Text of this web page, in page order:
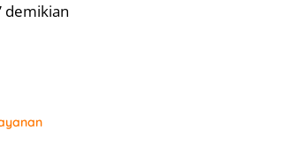
demikian